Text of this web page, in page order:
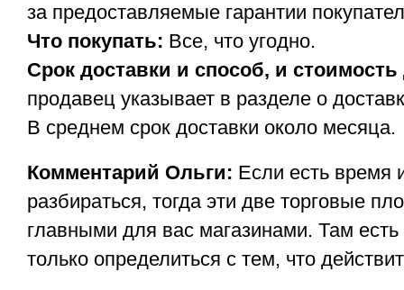
за предоставляемые гарантии
Что покупать: Все, что угодно.
Срок доставки и способ, и стоимость
продавец указывает в разделе о
В среднем срок доставки около месяца.
Комментарий Ольги: Если есть время
разбираться, тогда эти две торговые
главными для вас магазинами. Там есть
только определиться с тем, что